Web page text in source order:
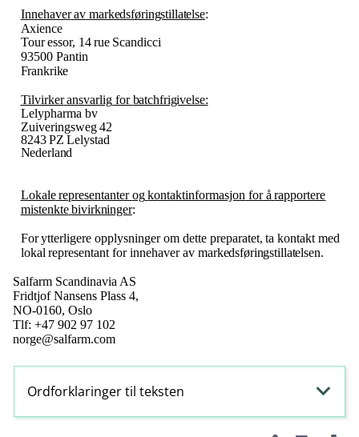
Innehaver av markedsføringstillatelse:
Axience
Tour essor, 14 rue Scandicci
93500 Pantin
Frankrike
Tilvirker ansvarlig for batchfrigivelse:
Lelypharma bv
Zuiveringsweg 42
8243 PZ Lelystad
Nederland
Lokale representanter og kontaktinformasjon for å rapportere
mistenkte bivirkninger:
For ytterligere opplysninger om dette preparatet, ta kontakt med
lokal representant for innehaver avmarkedsføringstillatelsen.
Salfarm Scandinavia AS
Fridtjof Nansens Plass 4,
NO-0160, Oslo
Tlf: +47 902 97 102
norge@salfarm.com
Ordforklaringer til teksten